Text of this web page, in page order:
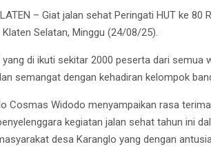
– Giat jalan sehat Peringati HUT ke
Klaten Selatan, Minggu (24/08/25).
di ikuti sekitar 2000 peserta dari semua
semangat dengan kehadiran kelompok
Cosmas Widodo menyampaikan rasa
kegiatan jalan sehat tahun ini
desa Karanglo yang dengan